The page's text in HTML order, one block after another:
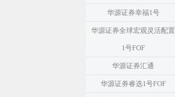
华源证券幸福1号
华源证券全球宏观灵活配置
1号FOF
华源证券汇通
华源证券睿选1号FOF